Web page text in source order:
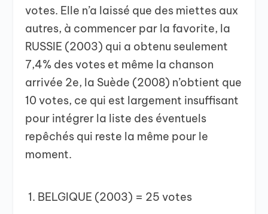
votes. Elle n’a laissé que des miettes aux
autres, à commencer par la favorite, la
RUSSIE (2003) qui a obtenu seulement
7,4% des votes et même la chanson
arrivée 2e, la Suède (2008) n’obtient que
10 votes, ce qui est largement insuffisant
pour intégrer la liste des éventuels
repêchés qui reste la même pour le
moment.
BELGIQUE (2003) = 25 votes